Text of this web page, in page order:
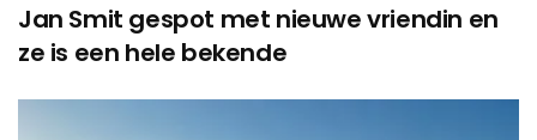
Jan Smit gespot met nieuwe vriendin en
ze is een hele bekende